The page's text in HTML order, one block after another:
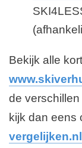
Bekijk alle
de
kijk dan eens
vergelijken.nl